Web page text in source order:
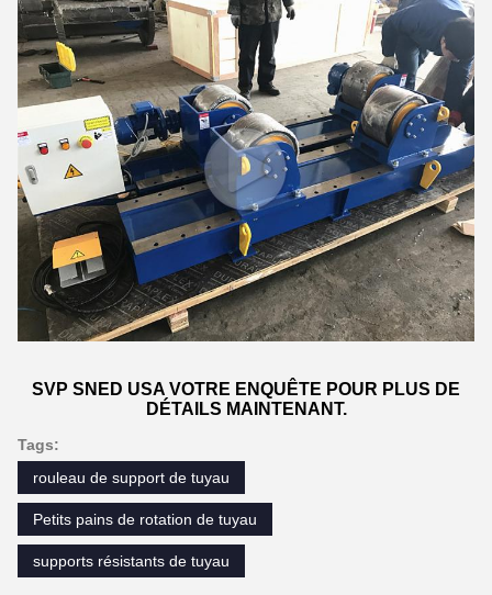
SVP SNED USA VOTRE ENQUÊTE POUR PLUS DE
DÉTAILS MAINTENANT.
Tags:
rouleau de support de tuyau
Petits pains de rotation de tuyau
supports résistants de tuyau